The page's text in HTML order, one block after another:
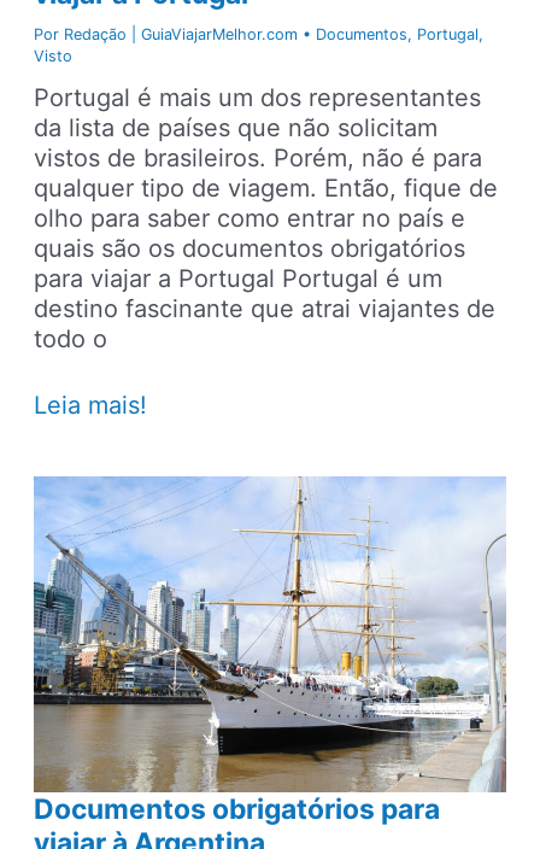
Por Redação | GuiaViajarMelhor.com • Documentos, Portugal,
Visto
Portugal é mais um dos representantes
da lista de países que não solicitam
vistos de brasileiros. Porém, não é para
qualquer tipo de viagem. Então, fique de
olho para saber como entrar no país e
quais são os documentos obrigatórios
para viajar a Portugal Portugal é um
destino fascinante que atrai viajantes de
todo o
Documentos
viajar
Portugal
Leia mais!
Documentos obrigatórios para